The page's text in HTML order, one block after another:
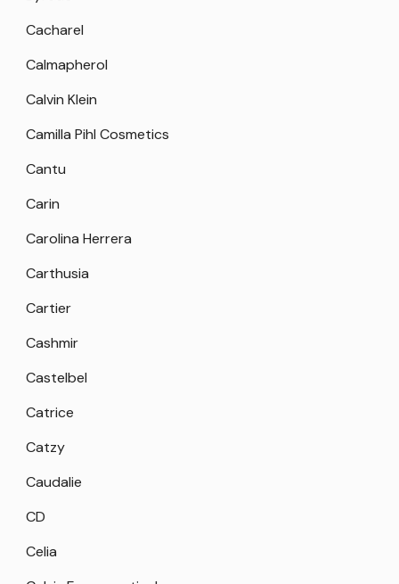
Cacharel
Calmapherol
Calvin Klein
Camilla Pihl Cosmetics
Cantu
Carin
Carolina Herrera
Carthusia
Cartier
Cashmir
Castelbel
Catrice
Catzy
Caudalie
CD
Celia